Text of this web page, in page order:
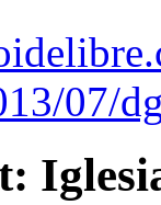
07/